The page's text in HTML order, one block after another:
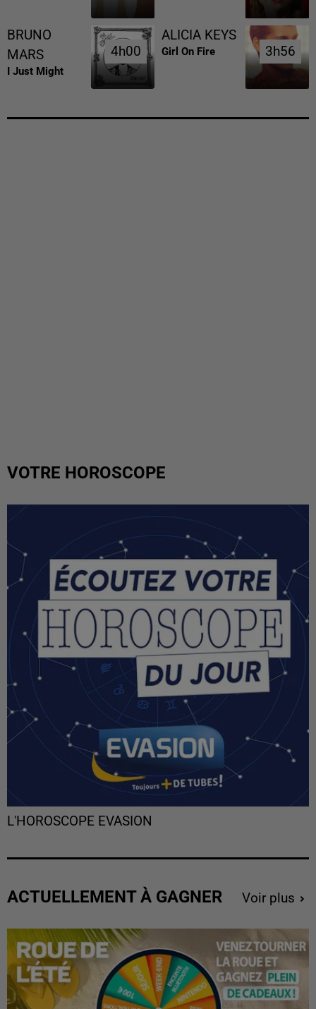
BRUNO
MARS
I Just Might
4h00
4h00
ALICIA KEYS
Girl On Fire 3h56
3h56
VOTRE HOROSCOPE
L'HOROSCOPE EVASION
ACTUELLEMENT À GAGNER Voir plus